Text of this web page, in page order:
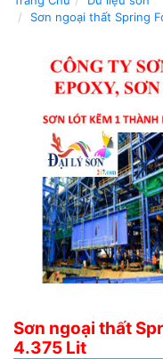
Sơn ngoại thất Spring
Sơn ngoại thất
4.375 Lit